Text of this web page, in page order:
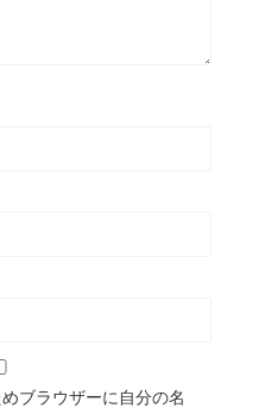
ブラウザーに自分の名